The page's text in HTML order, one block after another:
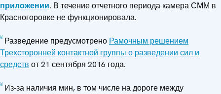
приложении. В течение отчетного периода камера СММ в
Красногоровке не функционировала.
[2]Разведение предусмотрено Рамочным решением
Трехсторонней контактной группы о разведении сил и
средств от 21 сентября 2016 года.
[3]Из-за наличия мин, в том числе на дороге между